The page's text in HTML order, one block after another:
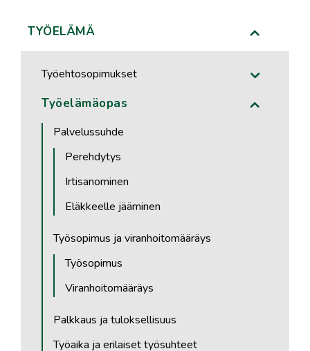
TYÖELÄMÄ
Työehtosopimukset
Työelämäopas
Palvelussuhde
Perehdytys
Irtisanominen
Eläkkeelle jääminen
Työsopimus ja viranhoitomääräys
Työsopimus
Viranhoitomääräys
Palkkaus ja tuloksellisuus
Työaika ja erilaiset työsuhteet